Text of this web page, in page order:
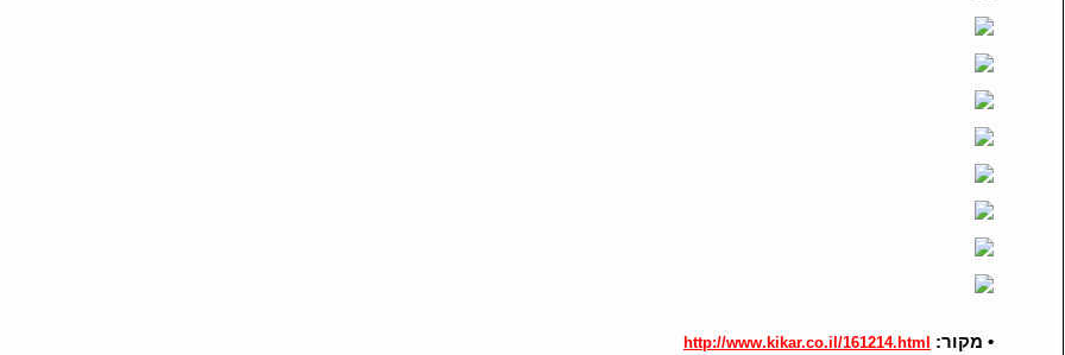
• מקור: http://www.kikar.co.il/161214.html